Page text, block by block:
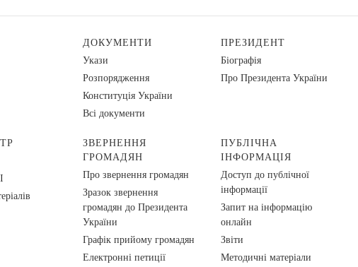
ДОКУМЕНТИ
Укази
Розпорядження
Конституція України
Всі документи
ПРЕЗИДЕНТ
Біографія
Про Президента України
ЗВЕРНЕННЯ
ГРОМАДЯН
Про звернення громадян
Зразок звернення
громадян до Президента
України
Графік прийому громадян
Електронні петиції
ПУБЛІЧНА
ІНФОРМАЦІЯ
Доступ до публічної
інформації
Запит на інформацію
онлайн
Звіти
Методичні матеріали